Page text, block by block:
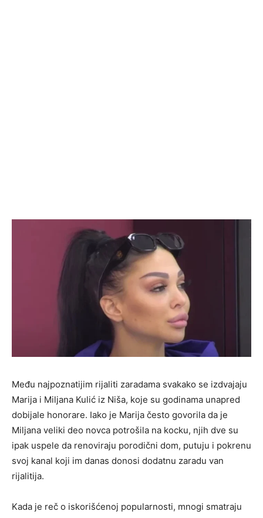
Među najpoznatijim rijaliti zaradama svakako se izdvajaju
Marija i Miljana Kulić iz Niša, koje su godinama unapred
dobijale honorare. Iako je Marija često govorila da je
Miljana veliki deo novca potrošila na kocku, njih dve su
ipak uspele da renoviraju porodični dom, putuju i pokrenu
svoj kanal koji im danas donosi dodatnu zaradu van
rijalitija.
Kada je reč o iskorišćenoj popularnosti, mnogi smatraju